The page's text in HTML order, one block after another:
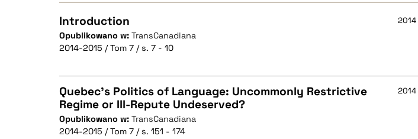
Introduction
Opublikowano w: TransCanadiana
2014-2015 / Tom 7 / s. 7 - 10
2014
CZYSTY TEKST
Quebec’s Politics of Language: Uncommonly Restrictive
Regime or Ill-Repute Undeserved?
Opublikowano w: TransCanadiana
2014-2015 / Tom 7 / s. 151 - 174
2014